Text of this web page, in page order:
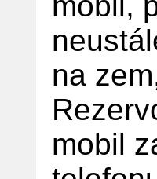
na
mobil